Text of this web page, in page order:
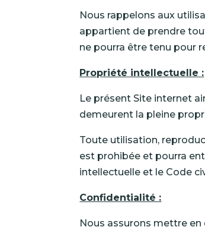
Nous rappelons aux
appartient de prendre
ne pourra être tenu pour
Propriété intellectuelle :
Le présent Site internet
demeurent la pleine
Toute utilisation,
est prohibée et pourra
intellectuelle et le Code
Confidentialité :
Nous assurons mettre